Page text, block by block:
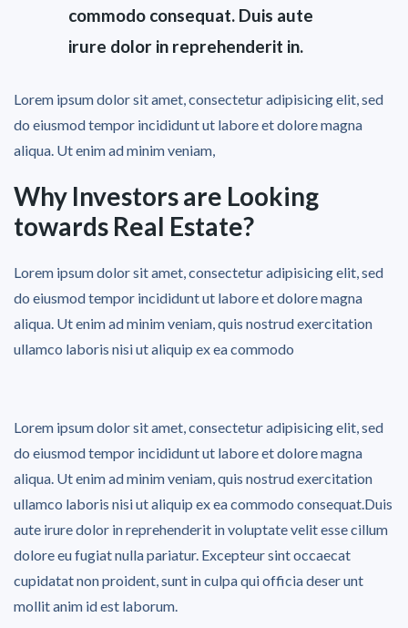
commodo consequat. Duis aute
irure dolor in reprehenderit in.
Lorem ipsum dolor sit amet, consectetur adipisicing elit, sed
do eiusmod tempor incididunt ut labore et dolore magna
aliqua. Ut enim ad minim veniam,
Why Investors are Looking
towards Real Estate?
Lorem ipsum dolor sit amet, consectetur adipisicing elit, sed
do eiusmod tempor incididunt ut labore et dolore magna
aliqua. Ut enim ad minim veniam, quis nostrud exercitation
ullamco laboris nisi ut aliquip ex ea commodo
Lorem ipsum dolor sit amet, consectetur adipisicing elit, sed
do eiusmod tempor incididunt ut labore et dolore magna
aliqua. Ut enim ad minim veniam, quis nostrud exercitation
ullamco laboris nisi ut aliquip ex ea commodo consequat.Duis
aute irure dolor in reprehenderit in voluptate velit esse cillum
dolore eu fugiat nulla pariatur. Excepteur sint occaecat
cupidatat non proident, sunt in culpa qui officia deser unt
mollit anim id est laborum.